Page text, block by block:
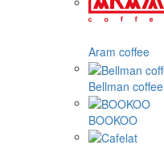
Aram coffee
Bellman coffee
BOOKOO